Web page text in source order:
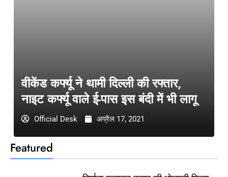
Featured
वीकेंड कर्फ्यू ने थामी दिल्ली की रफ्तार,
नाइट कर्फ्यू वाले ई-पास इस बंदी में भी लागू
Official Desk अप्रैल 17, 2021